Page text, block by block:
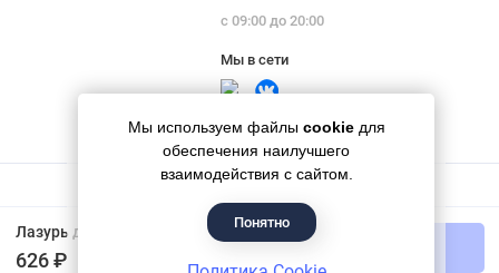
Лазурь для защиты древесины шелковисто-матовая Neomid Bio Color For Kids цвет мятный 0,75 л
626 ₽
В корзину
Мы используем файлы cookie для
обеспечения наилучшего
взаимодействия с сайтом.
Понятно
с 09:00 до 20:00
Мы в сети
Гипермаркет красок «Банапал», 2018 - 2026